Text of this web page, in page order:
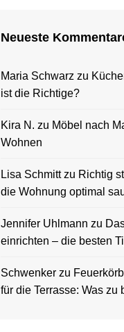
Neueste
Maria Schwarz zu
ist die Richtige?
Kira N. zu Möbel nach
Wohnen
Lisa Schmittzu Richtig
die Wohnung optimal
Jennifer Uhlmann zu
einrichten – die besten
Schwenker zu
für die Terrasse: Was zu